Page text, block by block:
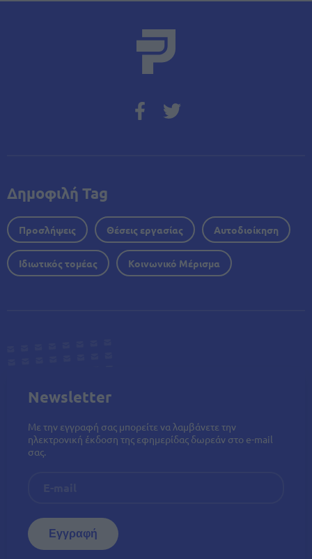
Δημοφιλή Tag
Προσλήψεις Θέσεις εργασίας Αυτοδιοίκηση
Ιδιωτικός τομέας Κοινωνικό Μέρισμα
Newsletter
Με την εγγραφή σας μπορείτε να λαμβάνετε την
ηλεκτρονική έκδοση της εφημερίδας δωρεάν στο e-mail
σας.